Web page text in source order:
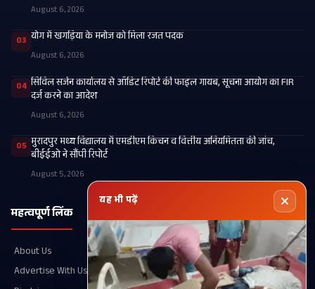
August 6, 2026
03 ​योग में खगड़िया के मनोज को मिला रजत पदक
August 6, 2026
04 सिविल सर्जन कार्यालय से ऑडिट रिपोर्ट की फाइल गायब, सूचना आयोग का FIR
दर्ज करने का आदेश
August 6, 2026
05 मुरादपुर मध्य विद्यालय में एमडीएम किचन व वित्तीय अनियमितता की जांच,
बीईईओ ने सौंपी रिपोर्ट
August 5, 2026
महत्वपूर्ण लिंक
About Us
Advertise With Us
Recent
खगड़िया
यह भी पढ़ें